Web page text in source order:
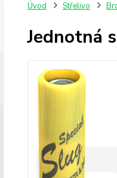
Úvod Střelivo
Jednotná